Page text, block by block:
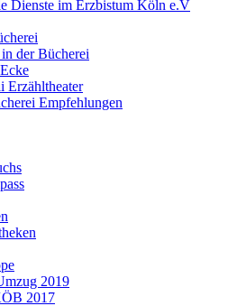
Dienste im Erzbistum Köln e.V
der Bücherei
Erzähltheater
Empfehlungen
2019
2017